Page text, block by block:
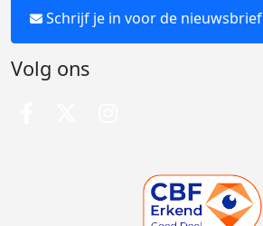
Schrijf je in voor de nieuwsbrief
Volg ons